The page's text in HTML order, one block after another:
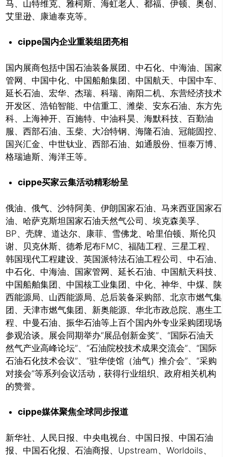
马、山特维克、雅柯斯、海虹老人、都福、伊顿、奥创、
艾里逊、康迪泰克等。
cippe国内企业重装组团亮相
国内展商包括中国石油装备展团、中石化、中海油、国家
管网、中国中化、中国船舶集团、中国航天、中国中车、
延长石油、宏华、杰瑞、科瑞、南阳二机、东营经济技术
开发区、浩铂智能、中信重工、潍柴、安东石油、东方先
科、上海神开、百施特、中油科昊、海默科技、百勤油
服、西部石油、玉柴、大冶特钢、海隆石油、冠能固控、
国兴汇金、中世钛业、西部石油、如通股份、恒泰万博、
格瑞迪斯、海洋王等。
cippe买家云集活动精彩纷呈
俄油、俄气、沙特阿美、伊朗国家石油、马来西亚国家石
油、哈萨克斯坦国家石油天然气公司、埃克森美孚、
BP、壳牌、道达尔、康菲、雪佛龙、哈里伯顿、斯伦贝
谢、贝克休斯、德希尼布FMC、福陆工程、三星工程、
韩国现代工程建设、英国派特法石油工程公司、中石油、
中石化、中海油、国家管网、延长石油、中国航天科技、
中国船舶集团、中国核工业集团、中化、神华、中煤、陕
西能源局、山西能源局、总后装备采购部、北京市燃气集
团、天津市燃气集团、新奥能源、华北市政总院、惠生工
程、中曼石油、振华石油等上百个国内外专业采购团现场
参观洽谈。展会同期举办“展品创新金奖”、“国际石油天
然气产业高峰论坛”、“石油院校技术成果交流会”、“国际
石油石化技术会议”、“驻华使馆（油气）推介会”、“采购
对接会”等系列会议活动，获得行业组织、政府相关机构
的赞誉。
cippe媒体聚焦全球同步报道
新华社、人民日报、中央电视台、中国日报、中国石油
报、中国石化报、石油商报、Upstream、Worldoils、
推广链接：
关闭